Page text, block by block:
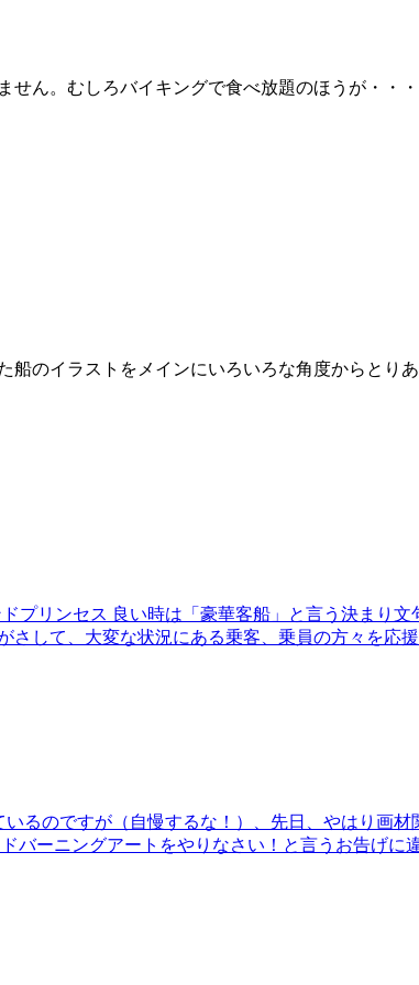
ん。むしろバイキングで食べ放題のほうが・・・
のイラストをメインにいろいろな角度からとりあ
プリンセス 良い時は「豪華客船」と言う決まり
さして、大変な状況にある乗客、乗員の方々を応
るのですが（自慢するな！）、先日、やはり画
バーニングアートをやりなさい！と言うお告げ